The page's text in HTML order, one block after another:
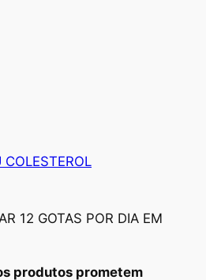
COLESTEROL
12 GOTAS POR DIA EM
produtos prometem